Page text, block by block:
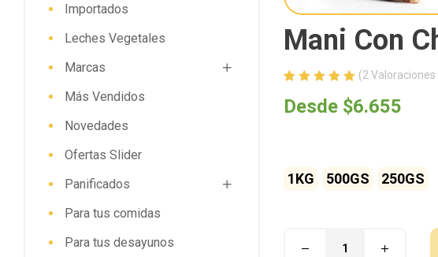
Mani Con
sobre 5
(2 Valoraciones
Desde $6.655
1KG 500GS 250GS
Importados
Leches Vegetales
Marcas
Más Vendidos
Novedades
Ofertas Slider
Panificados
Para tus comidas
Para tus desayunos